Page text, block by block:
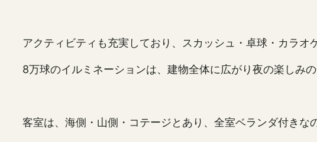
アクティビティも充実しており、スカッシュ・卓球・カラオ
8万球のイルミネーションは、建物全体に広がり夜の楽しみの
客室は、海側・山側・コテージとあり、全室ベランダ付きな